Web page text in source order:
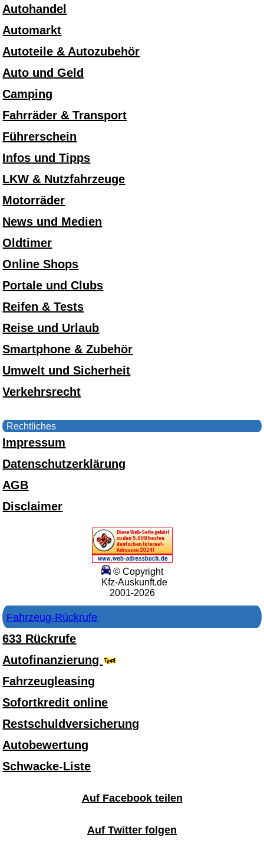
Autohandel
Automarkt
Autoteile & Autozubehör
Auto und Geld
Camping
Fahrräder & Transport
Führerschein
Infos und Tipps
LKW & Nutzfahrzeuge
Motorräder
News und Medien
Oldtimer
Online Shops
Portale und Clubs
Reifen & Tests
Reise und Urlaub
Smartphone & Zubehör
Umwelt und Sicherheit
Verkehrsrecht
Rechtliches
Impressum
Datenschutzerklärung
AGB
Disclaimer
© Copyright
Kfz-Auskunft.de
2001-2026
Fahrzeug-Rückrufe
633 Rückrufe
Autofinanzierung
Fahrzeugleasing
Sofortkredit online
Restschuldversicherung
Autobewertung
Schwacke-Liste
Auf Facebook teilen
Auf Twitter folgen